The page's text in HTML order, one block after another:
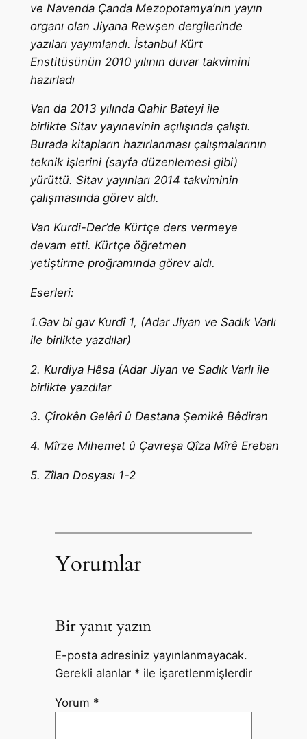
ve Navenda Çanda Mezopotamya’nın yayın
organı olan Jiyana Rewşen dergilerinde
yazıları yayımlandı. İstanbul Kürt
Enstitüsünün 2010 yılının duvar takvimini
hazırladı
Van da 2013 yılında Qahir Bateyi ile
birlikte Sitav yayınevinin açılışında çalıştı.
Burada kitapların hazırlanması çalışmalarının
teknik işlerini (sayfa düzenlemesi gibi)
yürüttü. Sitav yayınları 2014 takviminin
çalışmasında görev aldı.
Van Kurdi-Der’de Kürtçe ders vermeye
devam etti. Kürtçe öğretmen
yetiştirme proğramında görev aldı.
Eserleri:
1.Gav bi gav Kurdî 1, (Adar Jiyan ve Sadık Varlı
ile birlikte yazdılar)
2. Kurdiya Hêsa (Adar Jiyan ve Sadık Varlı ile
birlikte yazdılar
3. Çîrokên Gelêrî û Destana Şemikê Bêdiran
4. Mîrze Mihemet û Çavreşa Qîza Mîrê Ereban
5. Zîlan Dosyası 1-2
Yorumlar
Bir yanıt yazın
E-posta adresiniz yayınlanmayacak.
Gerekli alanlar *ile işaretlenmişlerdir
Yorum *